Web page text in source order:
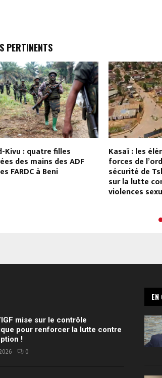
PERTINENTS
Kivu : quatre filles
des mains des ADF
FARDC à Beni
Kasaï : les
forces de
sécurité de
sur la lutte
violences
mise sur le contrôle
pour renforcer la lutte contre
!
0
EN